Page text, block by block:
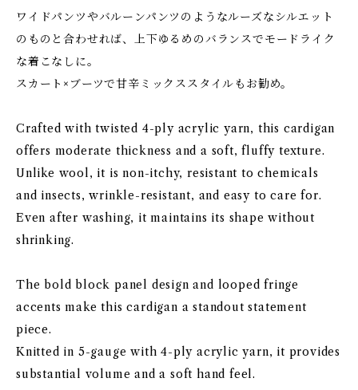
ワイドパンツやバルーンパンツのようなルーズなシルエット
のものと合わせれば、上下ゆるめのバランスでモードライク
な着こなしに。
スカート×ブーツで甘辛ミックススタイルもお勧め。
Crafted with twisted 4-ply acrylic yarn, this cardigan
offers moderate thickness and a soft, fluffy texture.
Unlike wool, it is non-itchy, resistant to chemicals
and insects, wrinkle-resistant, and easy to care for.
Even after washing, it maintains its shape without
shrinking.
The bold block panel design and looped fringe
accents make this cardigan a standout statement
piece.
Knitted in 5-gauge with 4-ply acrylic yarn, it provides
substantial volume and a soft hand feel.